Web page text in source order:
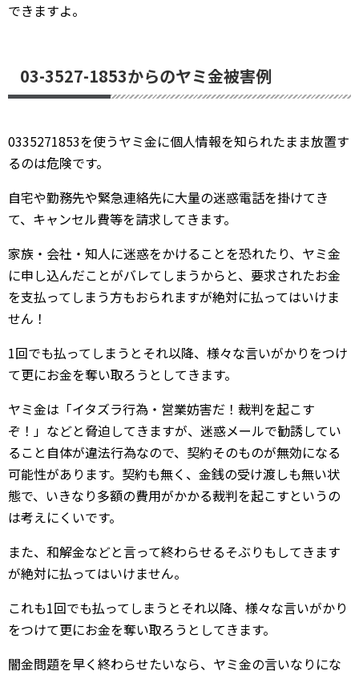
できますよ。
03-3527-1853からのヤミ金被害例
0335271853を使うヤミ金に個人情報を知られたまま放置す
るのは危険です。
自宅や勤務先や緊急連絡先に大量の迷惑電話を掛けてき
て、キャンセル費等を請求してきます。
家族・会社・知人に迷惑をかけることを恐れたり、ヤミ金
に申し込んだことがバレてしまうからと、要求されたお金
を支払ってしまう方もおられますが絶対に払ってはいけま
せん！
1回でも払ってしまうとそれ以降、様々な言いがかりをつけ
て更にお金を奪い取ろうとしてきます。
ヤミ金は「イタズラ行為・営業妨害だ！裁判を起こす
ぞ！」などと脅迫してきますが、迷惑メールで勧誘してい
ること自体が違法行為なので、契約そのものが無効になる
可能性があります。契約も無く、金銭の受け渡しも無い状
態で、いきなり多額の費用がかかる裁判を起こすというの
は考えにくいです。
また、和解金などと言って終わらせるそぶりもしてきます
が絶対に払ってはいけません。
これも1回でも払ってしまうとそれ以降、様々な言いがかり
をつけて更にお金を奪い取ろうとしてきます。
闇金問題を早く終わらせたいなら、ヤミ金の言いなりにな